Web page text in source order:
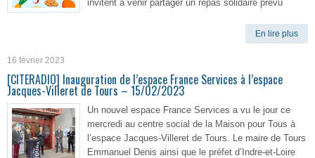
invitent à venir partager un repas solidaire prévu
En lire plus
16 février 2023
[CITERADIO] Inauguration de l’espace France Services à l’espace
Jacques-Villeret de Tours – 15/02/2023
Un nouvel espace France Services a vu le jour ce
mercredi au centre social de la Maison pour Tous à
l’espace Jacques-Villeret de Tours. Le maire de Tours
Emmanuel Denis ainsi que le préfet d’Indre-et-Loire